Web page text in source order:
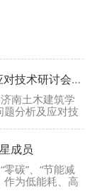
“外墙外保温系统问题分析及应对技术研讨会”圆满落幕
南土木建筑学
题分析及应对技
成员
碳”、“节能减
作为低能耗、高